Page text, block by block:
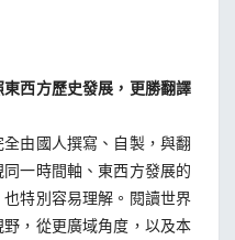
西方歷史發展，更勝翻譯
由國人撰寫、自製，與翻
一時間軸、東西方發展的
特別容易理解。閱讀世界
，從更廣域角度，以及本